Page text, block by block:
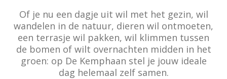
Of je nu een dagje uit wil met het gezin, wil
wandelen in de natuur, dieren wil ontmoeten,
een terrasje wil pakken, wil klimmen tussen
de bomen of wilt overnachten midden in het
groen: op De Kemphaan stel je jouw ideale
dag helemaal zelf samen.